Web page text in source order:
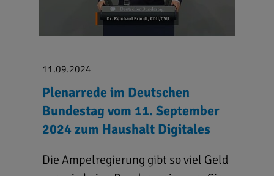
11.09.2024
Plenarrede im Deutschen
Bundestag vom 11. September
2024 zum Haushalt Digitales
Die Ampelregierung gibt so viel Geld